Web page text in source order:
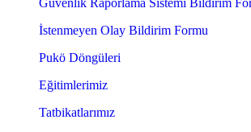
Güvenlik Raporlama Sistemi Bildirim
İstenmeyen Olay Bildirim Formu
Pukö Döngüleri
Eğitimlerimiz
Tatbikatlarımız